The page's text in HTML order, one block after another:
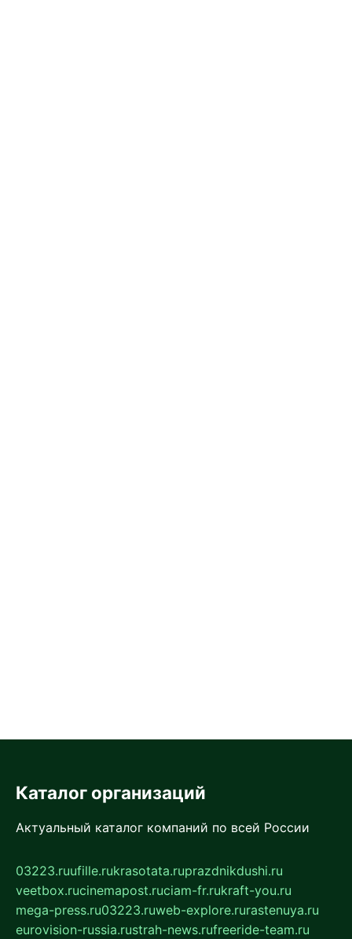
Каталог организаций
Актуальный каталог компаний по всей России
03223.ruufille.rukrasotata.ruprazdnikdushi.ru
veetbox.rucinemapost.ruciam-fr.rukraft-you.ru
mega-press.ru03223.ruweb-explore.rurastenuya.ru
eurovision-russia.rustrah-news.rufreeride-team.ru